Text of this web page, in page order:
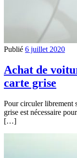
Publié 6 juillet 2020
Achat de
carte grise
Pour circuler librement
grise est nécessaire
[…]